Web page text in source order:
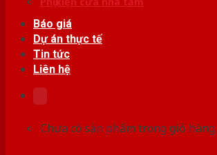
Báo giá
Dự án thực tế
Tin tức
Liên hệ
Chưa có sản phẩm trong giỏ hàng.